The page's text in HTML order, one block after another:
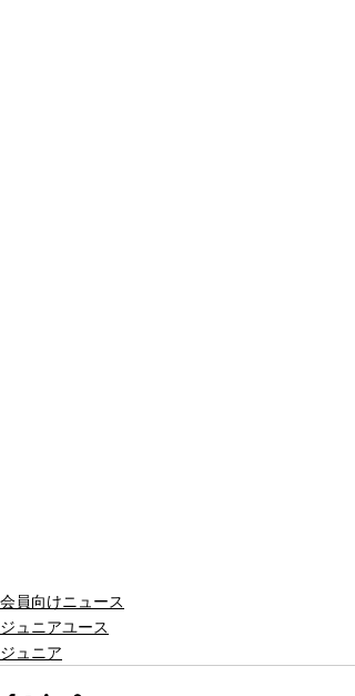
会員向けニュース
ジュニアユース
ジュニア